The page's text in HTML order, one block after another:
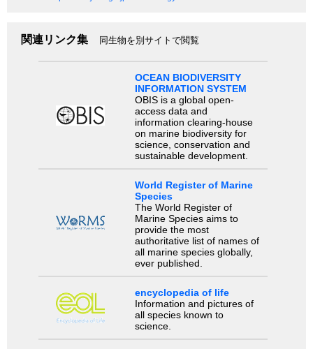
関連リンク集 同生物を別サイトで閲覧
OCEAN BIODIVERSITY
INFORMATION SYSTEM
OBIS is a global open-
access data and
information clearing-house
on marine biodiversity for
science, conservation and
sustainable development.
World Register of Marine
Species
The World Register of
Marine Species aims to
provide the most
authoritative list of names of
all marine species globally,
ever published.
encyclopedia of life
Information and pictures of
all species known to
science.